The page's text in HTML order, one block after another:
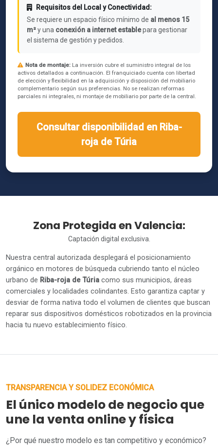
Requisitos del Local y Conectividad:
Se requiere un espacio físico mínimo de al menos 15
m²y una conexión a internet establepara gestionar
el sistema de gestión y pedidos.
Nota de montaje: La inversión cubre el suministro integral de los
activos detallados a continuación. El franquiciado cuenta con libertad
de elección y flexibilidad en la adquisición y disposición del mobiliario
complementario según sus preferencias. No se realizan reformas
parciales ni integrales, ni montaje de mobiliario por parte de la central.
Consultar disponibilidad en Riba-
roja de Túria
Zona Protegida en Valencia:
Captación digital exclusiva.
Nuestra central autorizada desplegará el posicionamiento
orgánico en motores de búsqueda cubriendo tanto el núcleo
urbano de Riba-roja de Túria como sus municipios, áreas
comerciales y localidades colindantes. Esto garantiza captar y
desviar de forma nativa todo el volumen de clientes que buscan
reparar sus dispositivos domésticos robotizados en la provincia
hacia tu nuevo establecimiento físico.
TRANSPARENCIA Y SOLIDEZ ECONÓMICA
El único modelo de negocio que
une la venta online y física
¿Por qué nuestro modelo es tan competitivo y económico?